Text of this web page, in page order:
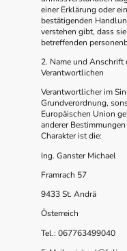
einer Erklärung oder
bestätigenden
verstehen gibt, dass
betreffenden
2. Name und Anschrift
Verantwortlichen
Verantwortlicher im
Grundverordnung,
Europäischen Union
anderer
Charakter ist die:
Ing. Ganster Michael
Framrach 57
9433 St. Andrä
Österreich
Tel.: 067763499040